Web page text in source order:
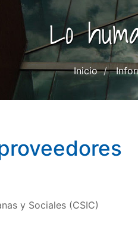
Lo
Inicio
y Sociales (CSIC)